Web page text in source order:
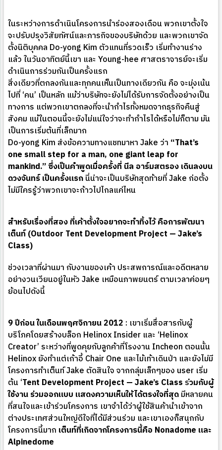
ในระหว่างการดำเนินโครงการนำร่องสองเดือน พวกเขาตั้งใจ
จะปรับปรุงวิสัยทัศน์และภารกิจของบริษัทด้วย และพวกเขาจัด
ตั้งนิติบุคคล Do-yong Kim ตัวแทนที่รวดเร็ว เริ่มทำงานร่าง
แล้ว ในวันอาทิตย์นี้เขา และ Young-hee ศาสตราจารย์จะเริ่ม
ดำเนินการร่วมกันเป็นครั้งแรก
สิ่งเดียวที่ตกลงกันและทุกคนเห็นเป็นทางเดียวกัน คือ จะมุ่งเน้น
ไปที่ ‘คน’ เป็นหลัก แม้ว่าบริษัทจะยังไม่ได้รับการจัดตั้งอย่างเป็น
ทางการ แต่พวกเขาตกลงที่จะนำกำไรทั้งหมดจากธุรกิจคืนสู่
สังคม แม้ในตอนนี้จะยังไม่แน่ใจว่าจะทำกำไรได้หรือไม่ก็ตาม มัน
เป็นการเริ่มต้นที่เล็กมาก
Do-yong Kim ส่งข้อความทางแชทมาหา Jake ว่า “That’s
one small step for a man, one giant leap for
mankind.” ซึ่งเป็นคำพูดเมื่อครั้งที่ นีล อาร์มสตรอง เดินลงบน
ดวงจันทร์ เป็นครั้งแรกนี่น่าจะเป็นบริษัทสุดท้ายที่ Jake ก่อตั้ง
ไม่มีใครรู้ว่าพวกเขาจะก้าวไปไกลแค่ไหน
สำหรับเรื่องที่สอง ที่เค้าตั้งใจอยากจะทำทิ้งไว้ คือการพัฒนา
เต็นท์ (Outdoor Tent Development Project — Jake’s
Class)
ช่วงเวลาที่ผ่านมา กับงานของเค้า ประสพการณ์และอดีตหลาย
อย่างวนเวียนอยู่ในหัว Jake เหมือนภาพยนตร์ ตามเวลาค่อยๆ
ย้อนไปดังนี้
9 ปีก่อน ในเดือนพฤศจิกายน 2012 : เขาเริ่มสื่อสารกับผู้
บริโภคโดยสร้างบล็อก Helinox Insider และ ‘Helinox
Creator’ ระหว่างที่พูดคุยกับลูกค้าที่โรงงาน Incheon ตอนนั้น
Helinox ยังทำแต่เก้าอี้ Chair One และไม้เท้าเดินป่า และยังไม่มี
โครงการทำเต็นท์ Jake ตัดสินใจ จากกลุ่มเล็กๆของ user เริ่ม
ต้น ‘Tent Development Project — Jake’s Classร่วมกับผู้
ใช้งาน ร่วมออกแบบ แสดงความเห็นให้ได้ตรงใจที่สุดมีหลายคน
ที่สนใจและเข้าร่วมโครงการ เขาจำได้ว่าผู้ใช้สินค้านำเข้าจาก
ต่างประเทศส่วนใหญ่ดีใจที่ได้มีส่วนร่วม และเขาเองก็สนุกกับ
โครงการนี้มาก เต็นท์ที่เกิดจากโครงการนี้คือ Nonadome และ
Alpinedome